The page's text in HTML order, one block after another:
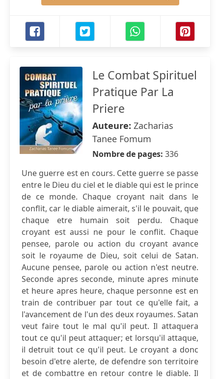
Le Combat Spirituel
Pratique Par La
Priere
Auteure: Zacharias
Tanee Fomum
Nombre de pages: 336
Une guerre est en cours. Cette guerre se passe
entre le Dieu du ciel et le diable qui est le prince
de ce monde. Chaque croyant nait dans le
conflit, car le diable aimerait, s'il le pouvait, que
chaque etre humain soit perdu. Chaque
croyant est aussi ne pour le conflit. Chaque
pensee, parole ou action du croyant avance
soit le royaume de Dieu, soit celui de Satan.
Aucune pensee, parole ou action n'est neutre.
Seconde apres seconde, minute apres minute
et heure apres heure, chaque personne est en
train de contribuer par tout ce qu'elle fait, a
l'avancement de l'un des deux royaumes. Satan
veut faire tout le mal qu'il peut. Il attaquera
tout ce qu'il peut attaquer; et lorsqu'il attaque,
il detruit tout ce qu'il peut. Le croyant a donc
besoin d'etre alerte, de defendre son territoire
et de combattre en retour contre le diable. Il